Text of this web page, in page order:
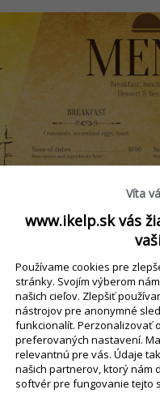
môžete použiť
Víta
www.ikelp.sk vás
Používame cookies pre
stránky. Svojím výberom
našich cieľov. Zlepšiť
nástrojov pre anonymné
funkcionalít. Perzonalizovať
preferovaných nastavení.
relevantnú pre vás. Údaje
našich partnerov, ktorý nám
softvér pre fungovanie tejto